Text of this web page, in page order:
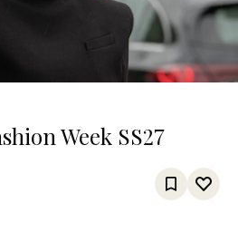
Week SS27